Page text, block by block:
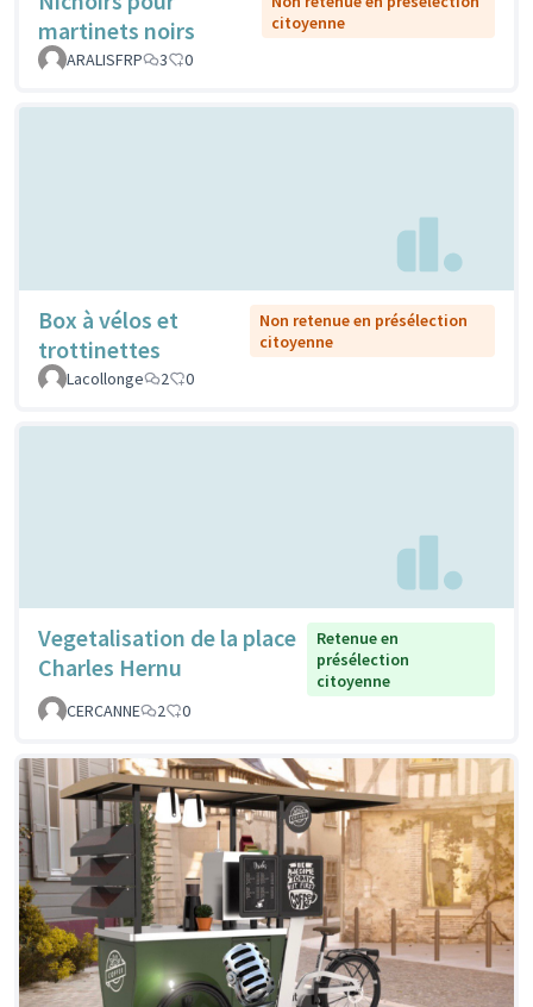
martinets noirs
citoyenne
ARALISFRP
3 0
Box à vélos et
trottinettes
Non retenue en présélection
citoyenne
Lacollonge
2 0
Vegetalisation de la place
Charles Hernu
Retenue en
présélection
citoyenne
CERCANNE
2 0